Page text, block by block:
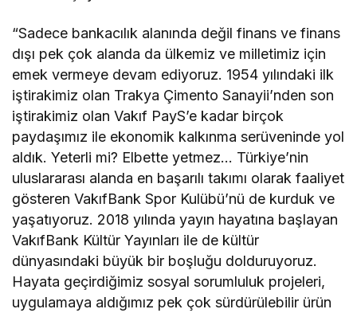
“Sadece bankacılık alanında değil finans ve finans
dışı pek çok alanda da ülkemiz ve milletimiz için
emek vermeye devam ediyoruz. 1954 yılındaki ilk
iştirakimiz olan Trakya Çimento Sanayii’nden son
iştirakimiz olan Vakıf PayS’e kadar birçok
paydaşımız ile ekonomik kalkınma serüveninde yol
aldık. Yeterli mi? Elbette yetmez… Türkiye’nin
uluslararası alanda en başarılı takımı olarak faaliyet
gösteren VakıfBank Spor Kulübü’nü de kurduk ve
yaşatıyoruz. 2018 yılında yayın hayatına başlayan
VakıfBank Kültür Yayınları ile de kültür
dünyasındaki büyük bir boşluğu dolduruyoruz.
Hayata geçirdiğimiz sosyal sorumluluk projeleri,
uygulamaya aldığımız pek çok sürdürülebilir ürün